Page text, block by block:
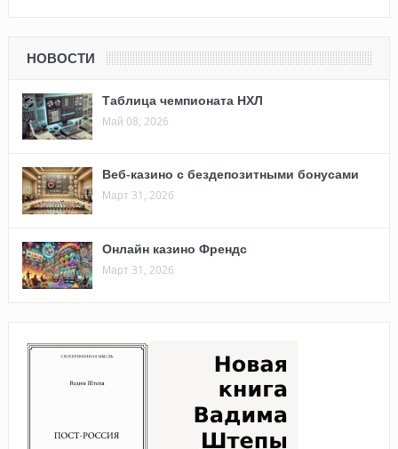
НОВОСТИ
Таблица чемпионата НХЛ
Май 08, 2026
Веб-казино с бездепозитными бонусами
Март 31, 2026
Онлайн казино Френдс
Март 31, 2026